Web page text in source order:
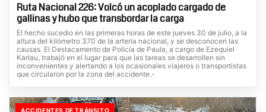
Ruta Nacional 226: Volcó un acoplado cargado de
gallinas y hubo que transbordar la carga
El hecho sucedio en las primeras horas de este jueves 30 de julio, a la
altura del kilómetro 370 de la arteria nacional, y se desconocen las
causas. El Destacamento de Policía de Paula, a cargo de Ezequiel
Karlau, trabajó en el lugar para que las tareas se desarrollen sin
inconvenientes y alertando a los ocasionales viajeros o transportistas
que circularon por la zona del accidente.-
ACCIDENTES DE TRÁNSITO